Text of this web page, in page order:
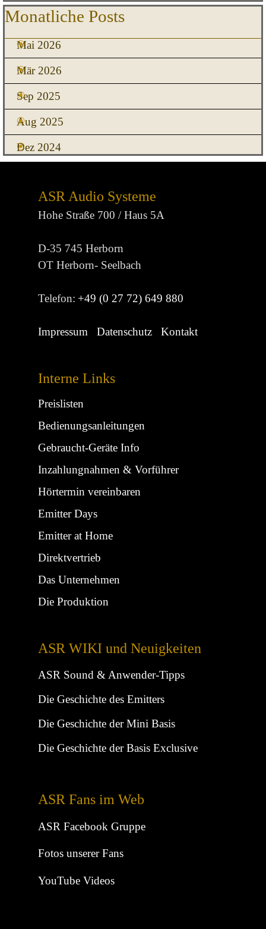
Block überspringen Monatliche Posts
Monatliche Posts
Mai 2026
Mär 2026
Sep 2025
Aug 2025
Dez 2024
ASR WIKI und Neuigkeiten
ASR Sound & Anwender-Tipps
Die Geschichte des Emitters
Die Geschichte der Mini Basis
Die Geschichte der Basis Exclusive
ASR Fans im Web
ASR Facebook Gruppe
Fotos unserer Fans
YouTube Videos
Interne Links
Preislisten
Bedienungsanleitungen
Gebraucht-Geräte Info
Inzahlungnahmen & Vorführer
Hörtermin vereinbaren
Emitter Days
Emitter at Home
Direktvertrieb
Das Unternehmen
Die Produktion
ASR Audio Systeme
Hohe Straße 700 / Haus 5A
D-35 745 Herborn
OT Herborn- Seelbach
Telefon: +49 (0 27 72) 649 880
Impressum Datenschutz Kontakt